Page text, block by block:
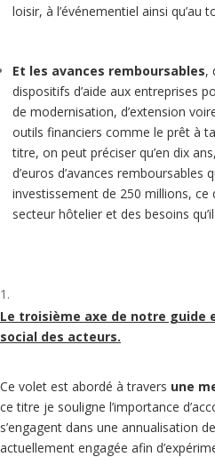
loisir, à l’événementiel ainsi qu’au
Et les avances remboursables,
dispositifs d’aide aux entreprises
de modernisation, d’extension
outils financiers comme le prêt à
titre, on peut préciser qu’en dix
d’euros d’avances remboursables
investissement de 250 millions,
secteur hôtelier et des besoins
Le troisième axe de notre guide
social des acteurs.
Ce volet est abordé à travers une
ce titre je souligne l’importance
s’engagent dans une annualisation
actuellement engagée afin